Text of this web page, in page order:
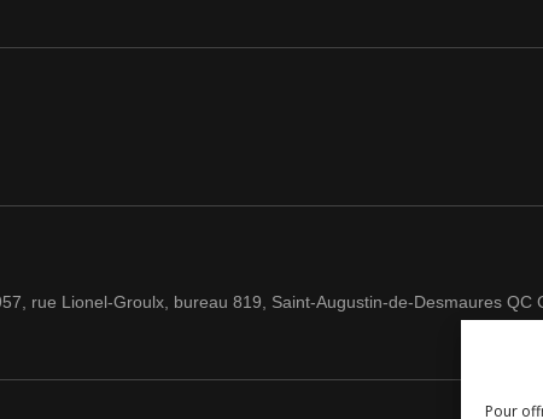
Pour
rue Lionel-Groulx, bureau 819, Saint-Augustin-de-Desmaures QC